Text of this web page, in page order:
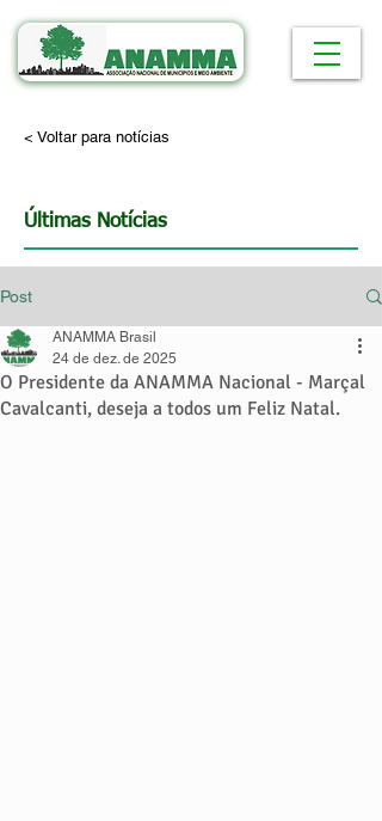
< Voltar para notícias
Últimas Notícias
Post
O Presidente da ANAMMA Nacional - Marçal
Cavalcanti, deseja a todos um Feliz Natal.
ANAMMA Brasil
24 de dez. de 2025